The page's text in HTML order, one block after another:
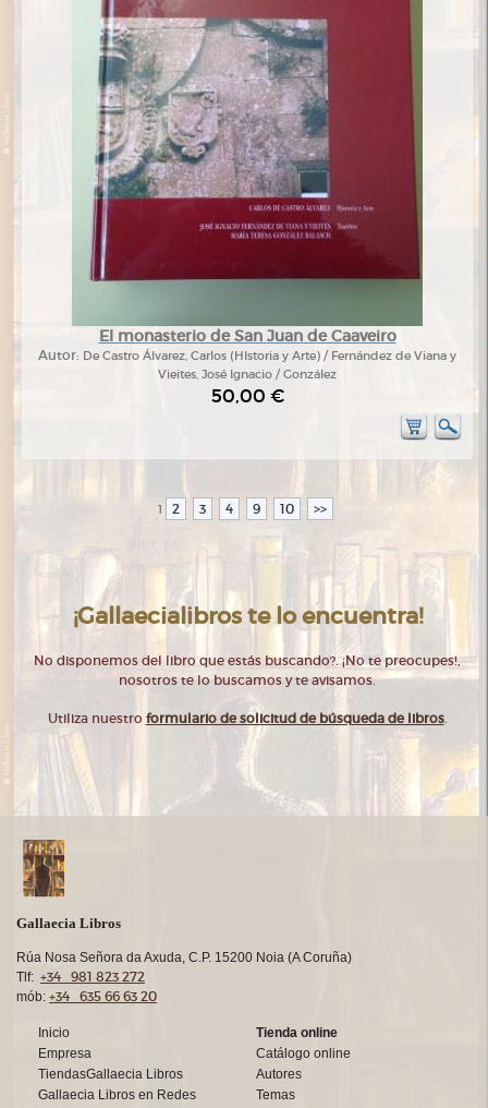
El monasterio de San Juan de Caaveiro
Autor: De Castro Álvarez, Carlos (HIstoria y Arte) / Fernández de Viana y
Vieites, José Ignacio / González
50,00 €
1 2 3 4 9 10 >>
¡Gallaecialibros te lo encuentra!
No disponemos del libro que estás buscando?. ¡No te preocupes!,
nosotros te lo buscamos y te avisamos.
Utiliza nuestro formulario de solicitud de búsqueda de libros.
Gallaecia Libros
Rúa Nosa Señora da Axuda, C.P. 15200 Noia (A Coruña)
Tlf: +34 981 823 272
mób: +34 635 66 63 20
Inicio
Empresa
TiendasGallaecia Libros
Gallaecia Libros en Redes
Tienda online
Catálogo online
Autores
Temas